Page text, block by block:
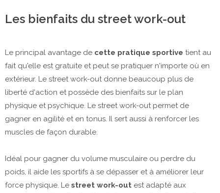
Les bienfaits du street work-out
Le principal avantage de cette pratique sportive tient au
fait qu'elle est gratuite et peut se pratiquer n'importe où en
extérieur. Le street work-out donne beaucoup plus de
liberté d'action et possède des bienfaits sur le plan
physique et psychique. Le street work-out permet de
gagner en agilité et en tonus. Il sert aussi à renforcer les
muscles de façon durable.
Idéal pour gagner du volume musculaire ou perdre du
poids, il aide les sportifs à se dépasser et à améliorer leur
force physique. Le street work-out est adapté aux